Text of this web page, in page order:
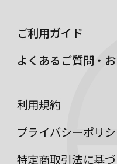
ご利用ガイド
よくあるご質問・
利用規約
プライバシーポリ
特定商取引法に基